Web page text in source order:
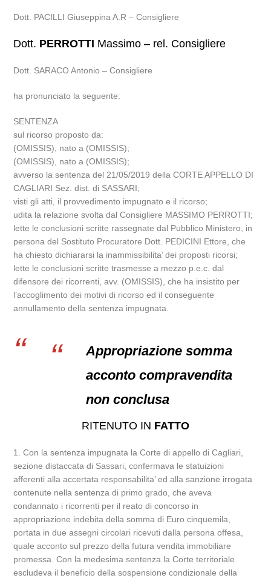
Dott. PACILLI Giuseppina A.R – Consigliere
Dott. PERROTTI Massimo – rel. Consigliere
Dott. SARACO Antonio – Consigliere
ha pronunciato la seguente:
SENTENZA
sul ricorso proposto da:
(OMISSIS), nato a (OMISSIS);
(OMISSIS), nato a (OMISSIS);
avverso la sentenza del 21/05/2019 della CORTE APPELLO DI
CAGLIARI Sez. dist. di SASSARI;
visti gli atti, il provvedimento impugnato e il ricorso;
udita la relazione svolta dal Consigliere MASSIMO PERROTTI;
lette le conclusioni scritte rassegnate dal Pubblico Ministero, in
persona del Sostituto Procuratore Dott. PEDICINI Ettore, che
ha chiesto dichiararsi la inammissibilita’ dei proposti ricorsi;
lette le conclusioni scritte trasmesse a mezzo p.e.c. dal
difensore dei ricorrenti, avv. (OMISSIS), che ha insistito per
l’accoglimento dei motivi di ricorso ed il conseguente
annullamento della sentenza impugnata.
Appropriazione somma
acconto compravendita
non conclusa
RITENUTO IN FATTO
1. Con la sentenza impugnata la Corte di appello di Cagliari,
sezione distaccata di Sassari, confermava le statuizioni
afferenti alla accertata responsabilita’ ed alla sanzione irrogata
contenute nella sentenza di primo grado, che aveva
condannato i ricorrenti per il reato di concorso in
appropriazione indebita della somma di Euro cinquemila,
portata in due assegni circolari ricevuti dalla persona offesa,
quale acconto sul prezzo della futura vendita immobiliare
promessa. Con la medesima sentenza la Corte territoriale
escludeva il beneficio della sospensione condizionale della